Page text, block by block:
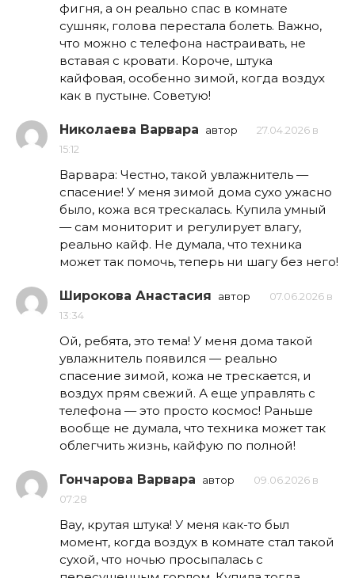
фигня, а он реально спас в комнате
сушняк, голова перестала болеть. Важно,
что можно с телефона настраивать, не
вставая с кровати. Короче, штука
кайфовая, особенно зимой, когда воздух
как в пустыне. Советую!
Николаева Варвара автор
27.04.2026 в
15:12
Варвара: Честно, такой увлажнитель —
спасение! У меня зимой дома сухо ужасно
было, кожа вся трескалась. Купила умный
— сам мониторит и регулирует влагу,
реально кайф. Не думала, что техника
может так помочь, теперь ни шагу без него!
Широкова Анастасия автор
07.06.2026 в
13:34
Ой, ребята, это тема! У меня дома такой
увлажнитель появился — реально
спасение зимой, кожа не трескается, и
воздух прям свежий. А еще управлять с
телефона — это просто космос! Раньше
вообще не думала, что техника может так
облегчить жизнь, кайфую по полной!
Гончарова Варвара автор
09.06.2026 в
07:28
Вау, крутая штука! У меня как-то был
момент, когда воздух в комнате стал такой
сухой, что ночью просыпалась с